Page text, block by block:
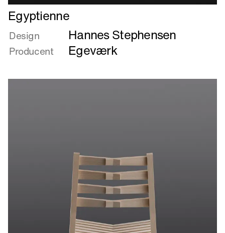
Læs
mere
om
Egyptienne
Egyptienne
Design Hannes Stephensen
Producent Egeværk